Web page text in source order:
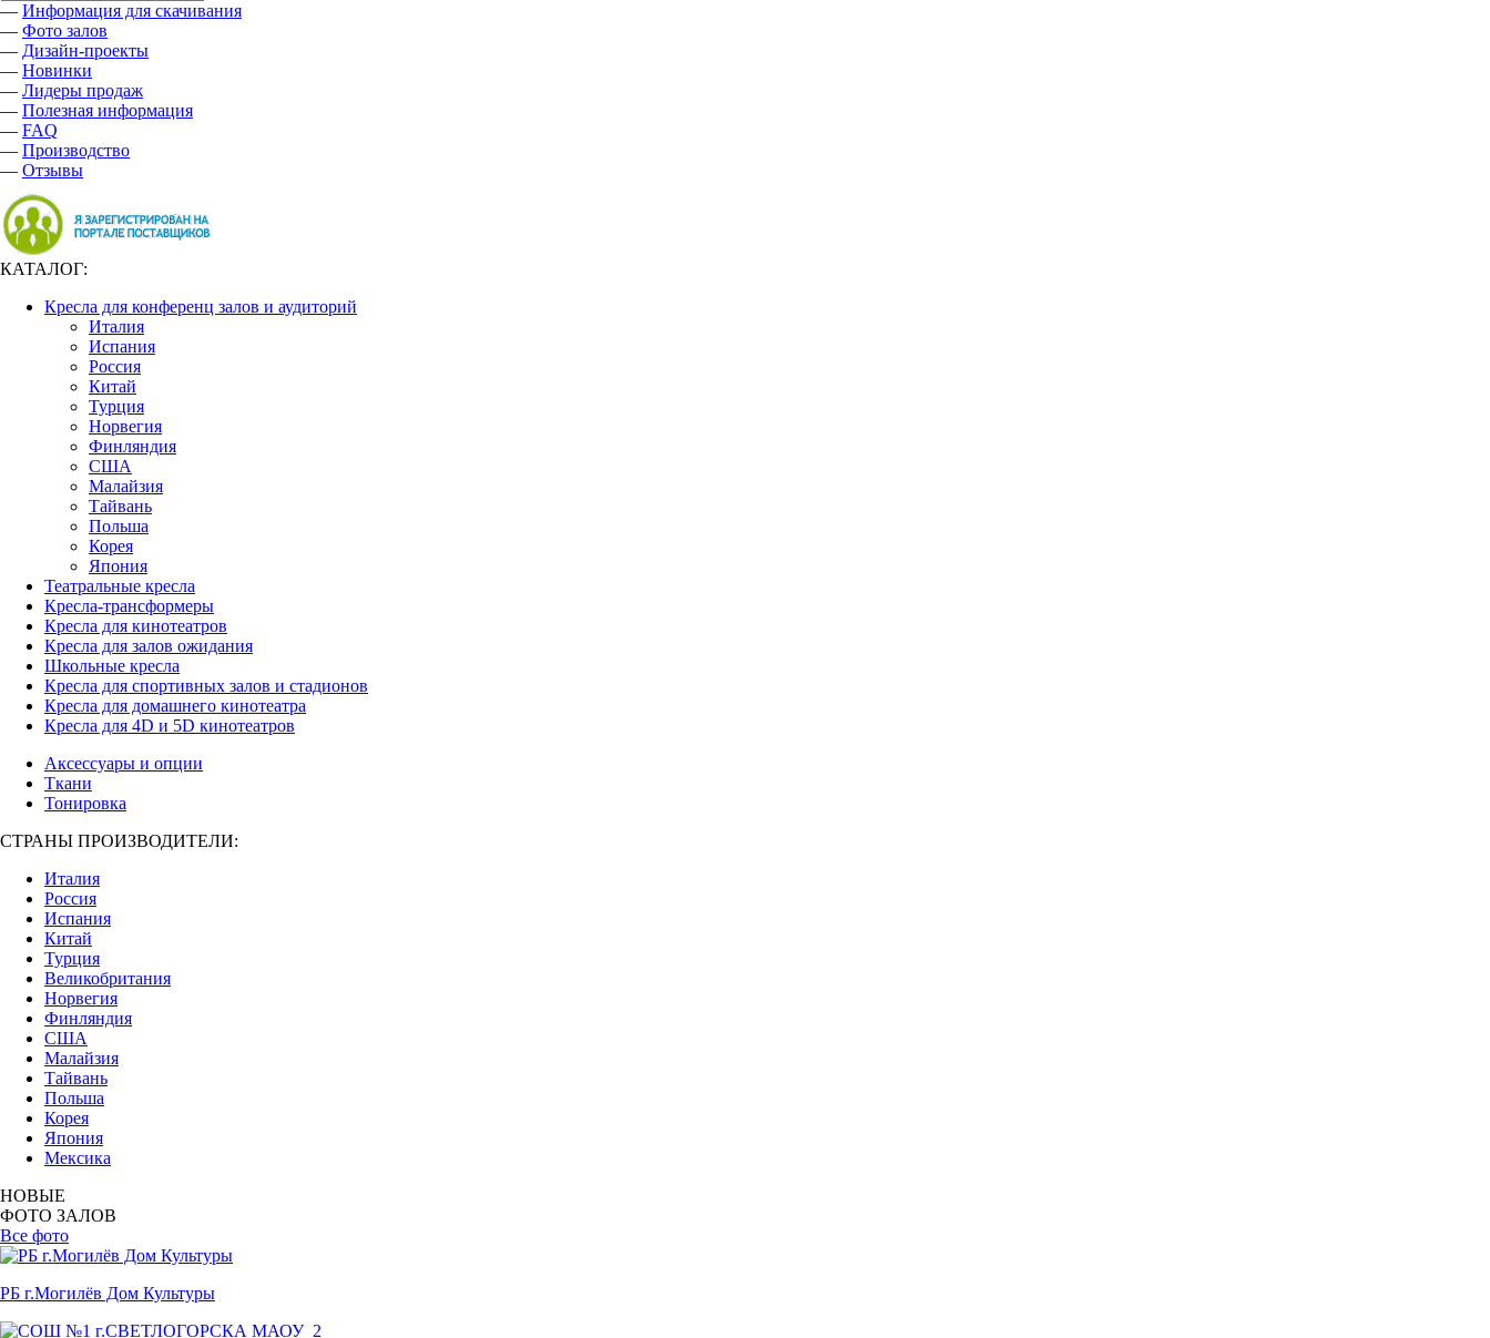
— Информация для скачивания
— Фото залов
— Дизайн-проекты
— Новинки
— Лидеры продаж
— Полезная информация
— FAQ
— Производство
— Отзывы
КАТАЛОГ:
Кресла для конференц залов и аудиторий
Италия
Испания
Россия
Китай
Турция
Норвегия
Финляндия
США
Малайзия
Тайвань
Польша
Корея
Япония
Театральные кресла
Кресла-трансформеры
Кресла для кинотеатров
Кресла для залов ожидания
Школьные кресла
Кресла для спортивных залов и стадионов
Кресла для домашнего кинотеатра
Кресла для 4D и 5D кинотеатров
Аксессуары и опции
Ткани
Тонировка
СТРАНЫ ПРОИЗВОДИТЕЛИ:
Италия
Россия
Испания
Китай
Турция
Великобритания
Норвегия
Финляндия
США
Малайзия
Тайвань
Польша
Корея
Япония
Мексика
НОВЫЕ
ФОТО ЗАЛОВ
Все фото
РБ г.Могилёв Дом Культуры